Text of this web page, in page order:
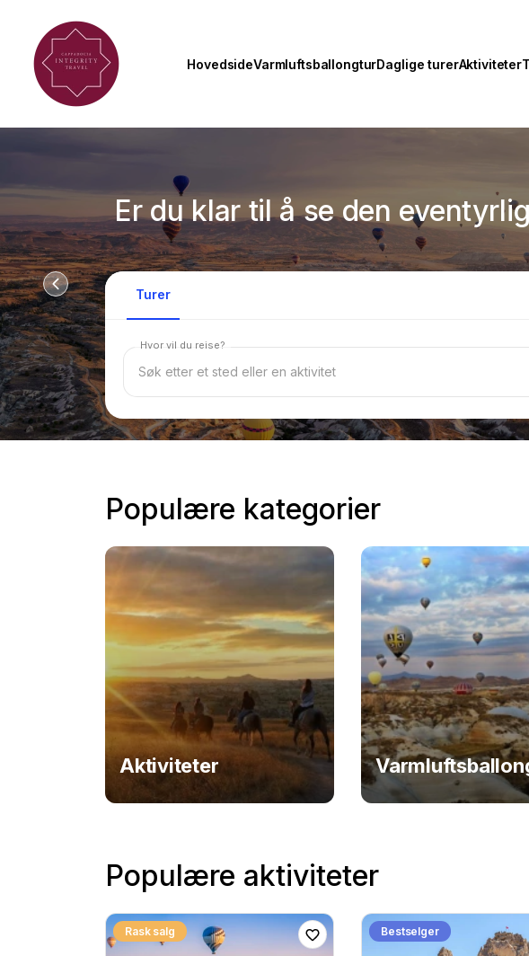
HovedsideVarmluftsballongturDaglige turerAktiviteter
Er du klar til å se den
Turer
Hvor vil du reise?
Populære kategorier
Aktiviteter
Populære aktiviteter
Rask salg Bestselger